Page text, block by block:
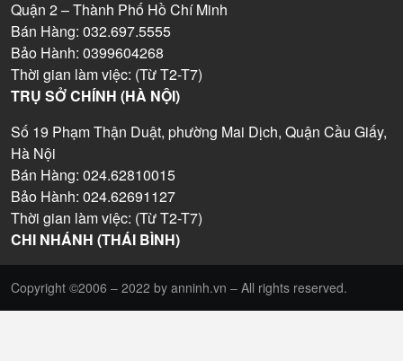
Quận 2 – Thành Phố Hồ Chí Minh
Bán Hàng: 032.697.5555
Bảo Hành: 0399604268
Thời gian làm việc: (Từ T2-T7)
TRỤ SỞ CHÍNH (HÀ NỘI)
Số 19 Phạm Thận Duật, phường Mai Dịch, Quận Cầu Giấy,
Hà Nội
Bán Hàng: 024.62810015
Bảo Hành: 024.62691127
Thời gian làm việc: (Từ T2-T7)
CHI NHÁNH (THÁI BÌNH)
Copyright ©2006 – 2022 by anninh.vn – All rights reserved.